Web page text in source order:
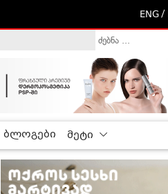
ENG /
ბლოგები მეტი